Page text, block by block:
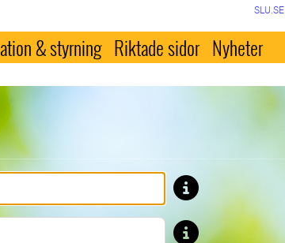
SLU.SE
& styrning Riktade sidor Nyheter
Förnamn
Efternamn